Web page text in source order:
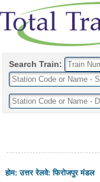
Search Train:
होम:उत्तर रेलवे:फिरोजपुर मंडल